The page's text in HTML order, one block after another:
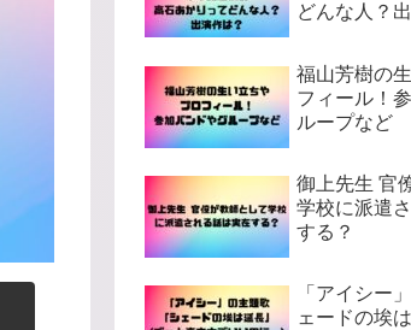
どんな人？
福山芳樹の
フィール！
ループなど
御上先生 官
学校に派遣
する？
「アイシー
ェードの埃